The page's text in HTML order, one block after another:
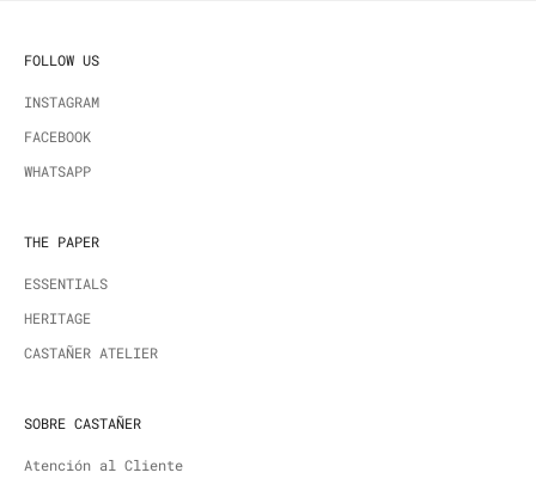
FOLLOW US
INSTAGRAM
FACEBOOK
WHATSAPP
THE PAPER
ESSENTIALS
HERITAGE
CASTAÑER ATELIER
SOBRE CASTAÑER
Atención al Cliente